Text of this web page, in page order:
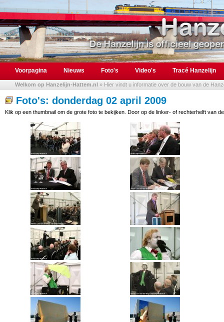
Voorpagina Nieuws Foto's Video's Tracé Hanzelijn
Welkom op Hanzelijn-Hattem.nl » Hier vindt u informatie over de bouw van de
Foto's: donderdag 02 april 2009
Klik op een thumbnail om de grote foto te bekijken. Door op de linker- of rechterhelft van